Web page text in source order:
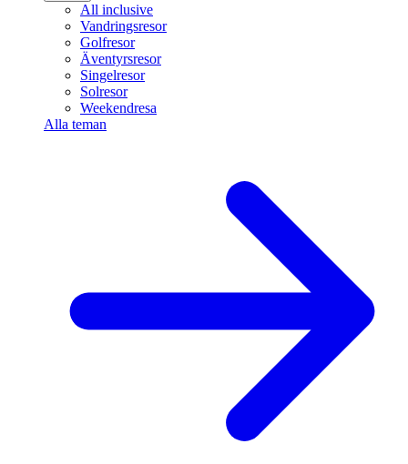
All inclusive
Vandringsresor
Golfresor
Äventyrsresor
Singelresor
Solresor
Weekendresa
Alla teman